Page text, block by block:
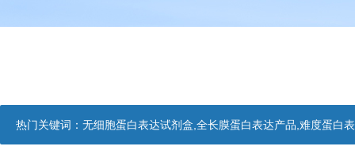
热门关键词： 无细胞蛋白表达试剂盒,全长膜蛋白表达产品,难度蛋白